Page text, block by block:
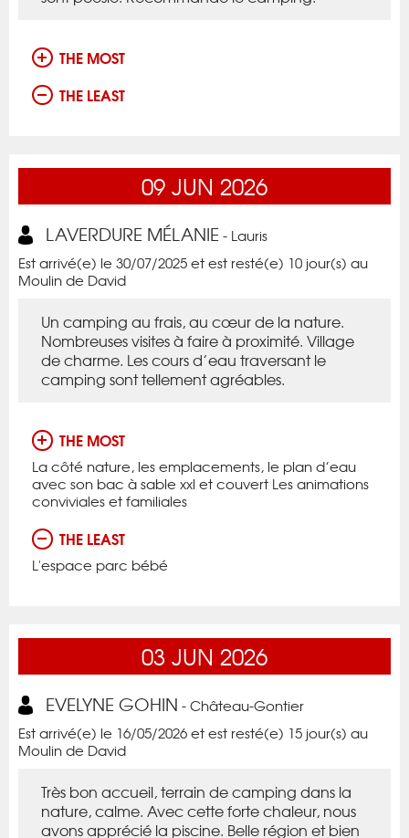
THE MOST
THE LEAST
09JUN 2026
LAVERDURE MÉLANIE- Lauris
Est arrivé(e) le 30/07/2025 et est resté(e) 10 jour(s) au
Moulin de David
Un camping au frais, au cœur de la nature.
Nombreuses visites à faire à proximité. Village
de charme. Les cours d’eau traversant le
camping sont tellement agréables.
THE MOST
La côté nature, les emplacements, le plan d’eau
avec son bac à sable xxl et couvert Les animations
conviviales et familiales
THE LEAST
L'espace parc bébé
03 JUN 2026
EVELYNE GOHIN - Château-Gontier
Est arrivé(e) le 16/05/2026 et est resté(e) 15 jour(s) au
Moulin de David
Très bon accueil, terrain de camping dans la
nature, calme. Avec cette forte chaleur, nous
avons apprécié la piscine. Belle région et bien